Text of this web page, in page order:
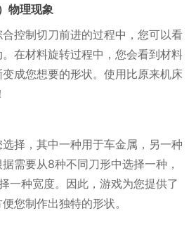
物理现象
控制切刀前进的过程中，您可以看
在材料旋转过程中，您会看到材料
成您想要的形状。使用比原来机床
择，其中一种用于车金属，另一种
需要从8种不同刀形中选择一种，
一种宽度。因此，游戏为您提供了
您制作出独特的形状。